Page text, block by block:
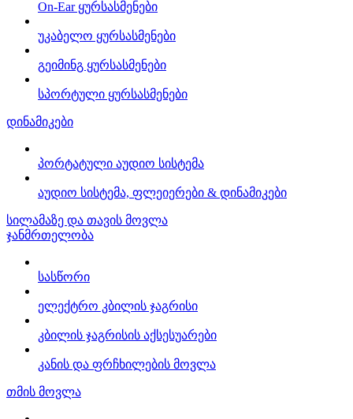
On-Ear ყურსასმენები
უკაბელო ყურსასმენები
გეიმინგ ყურსასმენები
სპორტული ყურსასმენები
დინამიკები
პორტატული აუდიო სისტემა
აუდიო სისტემა, ფლეიერები & დინამიკები
სილამაზე და თავის მოვლა
ჯანმრთელობა
სასწორი
ელექტრო კბილის ჯაგრისი
კბილის ჯაგრისის აქსესუარები
კანის და ფრჩხილების მოვლა
თმის მოვლა